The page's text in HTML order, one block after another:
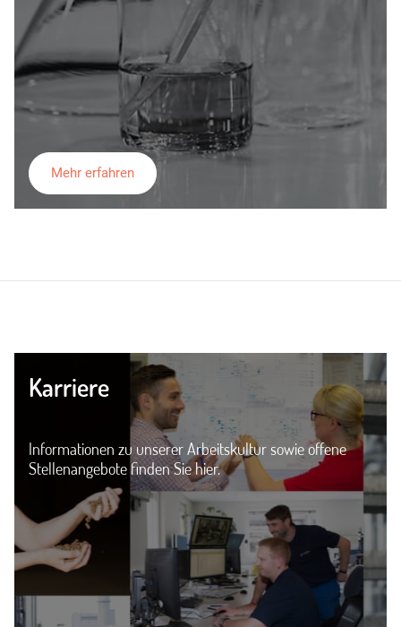
Mehr erfahren
Karriere
Informationen zu unserer Arbeitskultur sowie offene
Stellenangebote finden Sie hier.